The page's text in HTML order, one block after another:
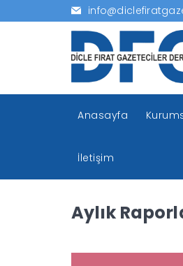
Anasayfa
İletişim
Aylık